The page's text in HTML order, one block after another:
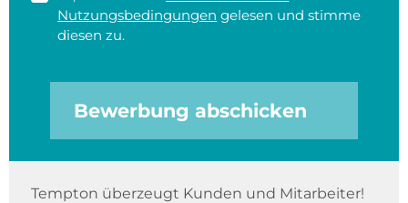
Nutzungsbedingungen gelesen und stimme
diesen zu.
Bewerbung abschicken
Tempton überzeugt Kunden und Mitarbeiter!